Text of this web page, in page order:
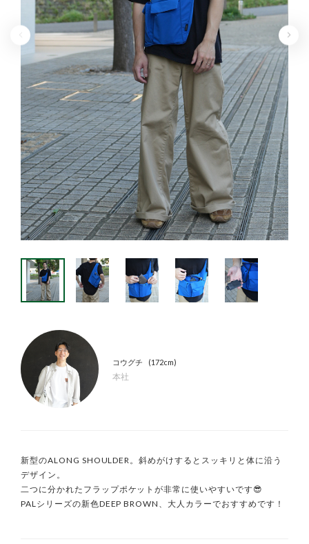
コウグチ
本社
172cm
新型のALONG SHOULDER。斜めがけするとスッキリと体に沿う
デザイン。
二つに分かれたフラップポケットが非常に使いやすいです😎
PALシリーズの新色DEEP BROWN、大人カラーでおすすめです！